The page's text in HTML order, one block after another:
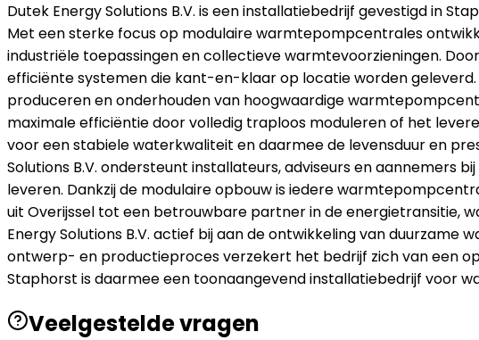
Dutek Energy Solutions B.V. is een installatiebedrijf gevestigd in
Met een sterke focus op modulaire warmtepompcentrales
industriële toepassingen en collectieve warmtevoorzieningen.
efficiënte systemen die kant-en-klaar op locatie worden geleverd.
produceren en onderhouden van hoogwaardige
maximale efficiëntie door volledig traploos moduleren of het
voor een stabiele waterkwaliteit en daarmee de levensduur en
Solutions B.V. ondersteunt installateurs, adviseurs en
leveren. Dankzij de modulaire opbouw is iedere
uit Overijssel tot een betrouwbare partner in de energietransitie,
Energy Solutions B.V. actief bij aan de ontwikkeling van
ontwerp- en productieproces verzekert het bedrijf zich van een
Staphorst is daarmee een toonaangevend installatiebedrijf voor
Veelgestelde vragen